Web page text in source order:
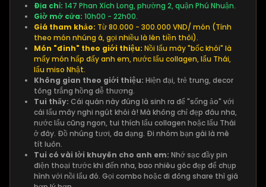
Địa chỉ: 147 Phan Xích Long, phường 2, quận Phú Nhuận.
Giờ mở cửa: 10h00 - 22h00.
Giá tham khảo: Từ 80.000 - 300.000 VND/ món (Tính
theo món nhúng á, gọi nhiều là lên tiền thôi).
Món "đinh" theo giới thiệu: Nồi lẩu mây "bốc khói" là
mấy món hấp đấy anh em, nước lẩu collagen, lẩu Thái,
lẩu miso Nhật.
Không gian theo giới thiệu: Hiện đại, trẻ trung, decor
tông trắng hồng dễ thương.
Tui thấy: Cái quán này đúng là sinh ra để "sống ảo" với
cái lẩu mây nghi ngút khói á! Mà không chỉ đẹp đâu nha,
nước lẩu cũng ngon, tui thích lẩu collagen hoặc lẩu Thái
ở đây. Đồ nhúng tươi, đa dạng. Đi nhóm bạn gái là mê
tít luôn.
Tui có vài lời khuyên cho anh em: Nhớ sạc đầy pin
điện thoại trước khi đến nha, bao nhiêu góc đẹp để chụp
hình với nồi lẩu đó. Gọi combo hoặc đi đông share thì giá